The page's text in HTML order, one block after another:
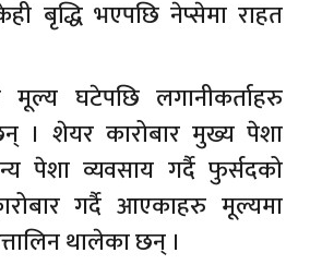
बृद्धि भएपछि नेप्सेमा राहत
मूल्य घटेपछि लगानीकर्ताहरु
। शेयर कारोबार मुख्य पेशा
पेशा व्यवसाय गर्दै फुर्सदको
गर्दै आएकाहरु मूल्यमा
थालेका छन् ।